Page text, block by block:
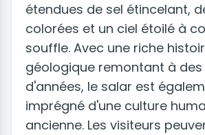
étendues de sel étincelant,
colorées et un ciel étoilé à
souffle. Avec une riche
géologique remontant à des
d'années, le salar est
imprégné d'une culture
ancienne. Les visiteurs